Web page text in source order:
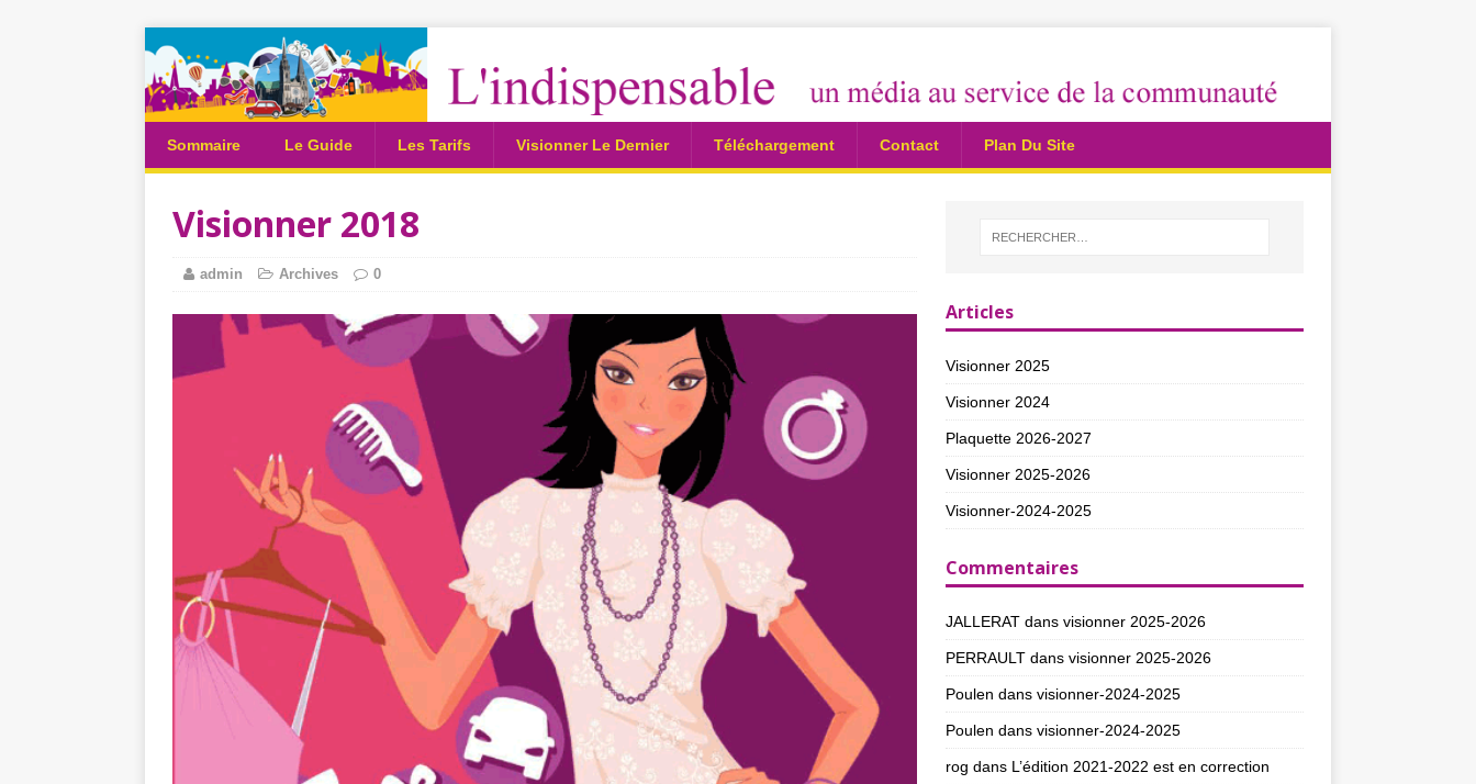
Sommaire Le Guide Les Tarifs Visionner Le Dernier Téléchargement Contact Plan Du Site
Visionner 2018
admin Archives 0
Articles
Visionner 2025
Visionner 2024
Plaquette 2026-2027
Visionner 2025-2026
Visionner-2024-2025
Commentaires
JALLERATdans visionner 2025-2026
PERRAULTdans visionner 2025-2026
Poulen dans visionner-2024-2025
Poulen dans visionner-2024-2025
rog dans L’édition 2021-2022 est en correction